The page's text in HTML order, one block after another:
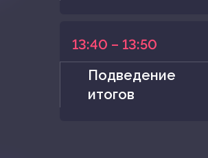
13:40 – 13:50
Подведение
итогов